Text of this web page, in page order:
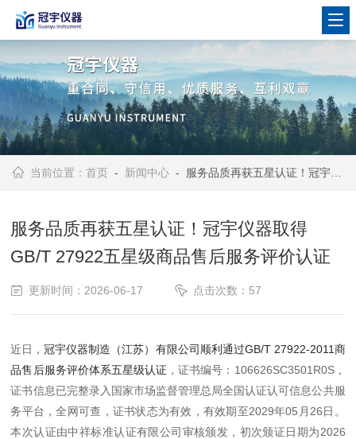
当前位置：首页 - 新闻中心 - 服务品质再获五星认证！冠宇仪器取得GB/T 27922五星级商品售后服务评价认证
服务品质再获五星认证！冠宇仪器取得
GB/T 27922五星级商品售后服务评价认证
更新时间：2026-06-17 点击次数：57
近日，冠宇仪器制造（江苏）有限公司顺利通过GB/T 27922-2011商
品售后服务评价体系五星级认证 ，证书编号：106626SC3501R0S，
证书信息已完整录入国家市场监督管理总局全国认证认可信息公共服
务平台，全网可查，证书状态为有效，有效期至2029年05月26日。
本次认证由中祥标准认证有限公司审核颁发，初次颁证日期为2026